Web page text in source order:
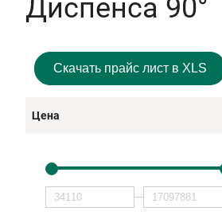
Диспенса 90°
Скачать прайс лист в XLS
Цена